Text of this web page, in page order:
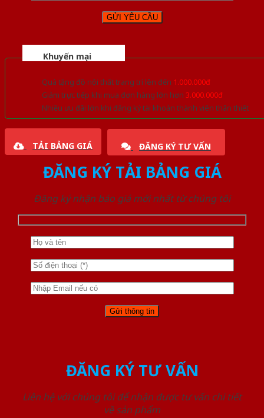
Khuyến mại
Quà tặng đồ nội thất trang trí lên đến 1.000.000đ
Giảm trực tiếp khi mua đơn hàng lớn hơn 3.000.000đ
Nhiều ưu đãi lớn khi đăng ký tài khoản thành viên thân thiết
TẢI BẢNG GIÁ ĐĂNG KÝ TƯ VẤN
ĐĂNG KÝ TẢI BẢNG GIÁ
Đăng ký nhận báo giá mới nhất từ chúng tôi
ĐĂNG KÝ TƯ VẤN
Liên hệ với chúng tôi để nhận được tư vấn chi tiết
về sản phẩm